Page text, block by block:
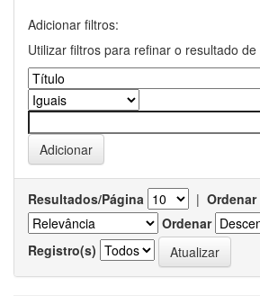
Adicionar filtros:
Utilizar filtros para refinar o resultado de
Resultados/Página |
Ordenar
Registro(s)